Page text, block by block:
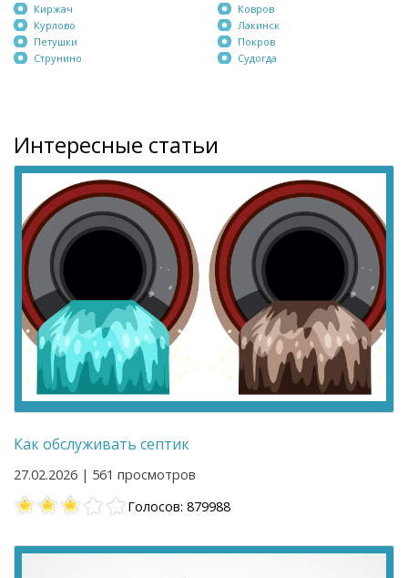
Киржач
Курлово
Петушки
Струнино
Ковров
Лакинск
Покров
Судогда
Интересные статьи
Как обслуживать септик
27.02.2026 | 561 просмотров
Голосов: 879988